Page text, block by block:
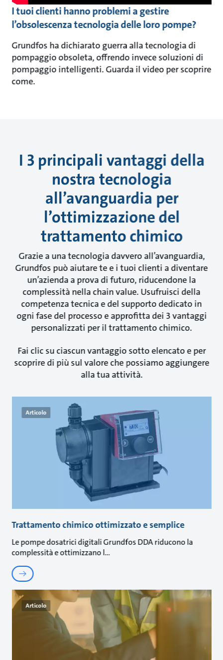
I tuoi clienti hanno problemi a gestire
l’obsolescenza tecnologia delle loro pompe?
Grundfos ha dichiarato guerra alla tecnologia di
pompaggio obsoleta, offrendo invece soluzioni di
pompaggio intelligenti. Guarda il video per scoprire
come.
I 3 principali vantaggi della
nostra tecnologia
all’avanguardia per
l’ottimizzazione del
trattamento chimico
Grazie a una tecnologia davvero all’avanguardia,
Grundfos può aiutare te e i tuoi clienti a diventare
un’azienda a prova di futuro, riducendone la
complessità nella chain value. Usufruisci della
competenza tecnica e del supporto dedicato in
ogni fase del processo e approfitta dei 3 vantaggi
personalizzati per il trattamento chimico.
Fai clic su ciascun vantaggio sotto elencato e per
scoprire di più sul valore che possiamo aggiungere
alla tua attività.
Articolo
Trattamento chimico ottimizzato e semplice
Le pompe dosatrici digitali Grundfos DDA riducono la
complessità e ottimizzano l
Articolo